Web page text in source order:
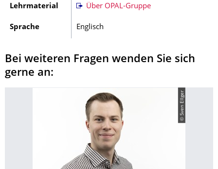
Lehrmaterial Über OPAL-Gruppe
Sprache Englisch
​Bei weiteren Fragen wenden Sie sich
gerne an:
© Sven Ellger